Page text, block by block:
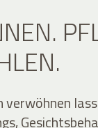
verwöhnen